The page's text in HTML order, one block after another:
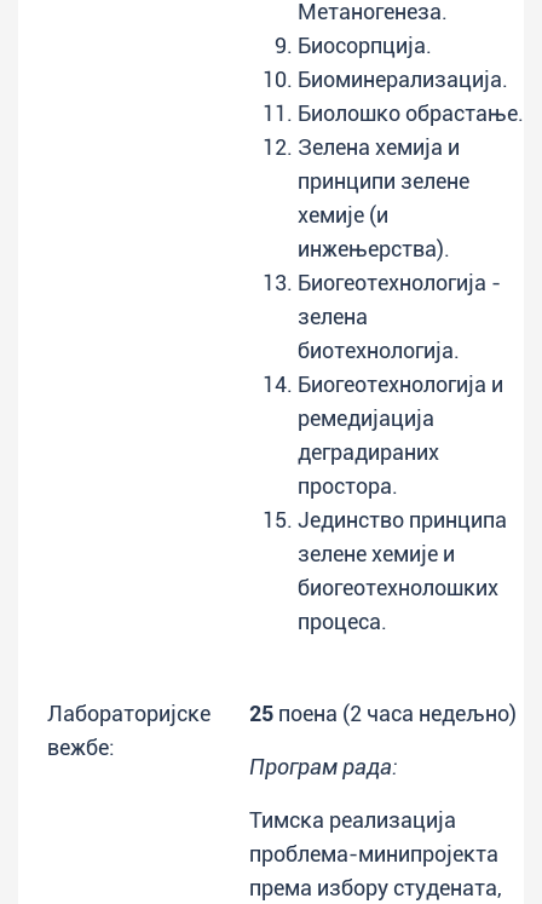
Метаногенеза.
Биосорпција.
Биоминерализација.
Биолошко обрастање.
Зелена хемија и
принципи зелене
хемије (и
инжењерства).
Биогеотехнологија -
зелена
биотехнологија.
Биогеотехнологија и
ремедијација
деградираних
простора.
Јединство принципа
зелене хемије и
биогеотехнолошких
процеса.
Лабораторијске
вежбе:
25 поена (2 часа недељно)
Програм рада:
Тимска реализација
проблема-минипројекта
према избору студената,